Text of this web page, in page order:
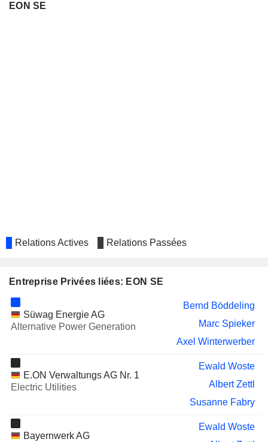
AIRBUS SE
VERBUND AG
Günter Eckhard Rümmler
LOGISTIK AG
ENBW ENERGIE BADEN-
WÜRTTEMBERG AG
Lutz Peter Feldmann
Regine Stachelhaus
PETERSBURG
Alexey Andreevich Germanovich
VONOVIA SE
Marcus Schenck
MONDI PLC
Anke Groth
EON SE
Relations Actives Relations Passées
Entreprise Privées liées: EON SE
Süwag Energie AG
Alternative Power Generation
Bernd Böddeling
Marc Spieker
Axel Winterwerber
E.ON Verwaltungs AG Nr. 1
Electric Utilities
Ewald Woste
Albert Zettl
Susanne Fabry
Bayernwerk AG
Ewald Woste